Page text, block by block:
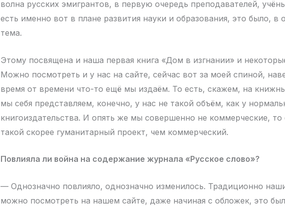
волна русских эмигрантов, в первую очередь преподавателей,
есть именно вот в плане развития науки и образования, это было,
тема.
Этому посвящена и наша первая книга «Дом в изгнании» и
Можно посмотреть и у нас на сайте, сейчас вот за моей спиной,
время от времени что-то ещё мы издаём. То есть, скажем, на
мы себя представляем, конечно, у нас не такой объём, как у
книгоиздательства. И опять же мы совершенно не коммерческие,
такой скорее гуманитарный проект, чем коммерческий.
Повлияла ли война на содержание журнала «Русское слово»?
— Однозначно повлияло, однозначно изменилось. Традиционно
можно посмотреть на нашем сайте, даже начиная с обложек, это